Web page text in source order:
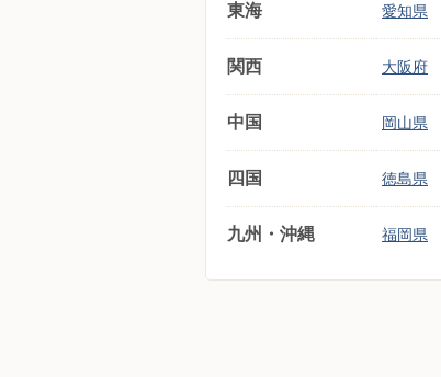
東海 愛知県
関西 大阪府
中国 岡山県
四国 徳島県
九州・沖縄 福岡県